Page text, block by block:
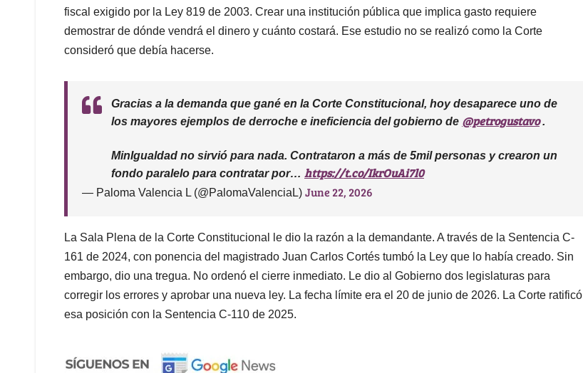
fiscal exigido por la Ley 819 de 2003. Crear una institución pública que implica gasto requiere
demostrar de dónde vendrá el dinero y cuánto costará. Ese estudio no se realizó como la Corte
consideró que debía hacerse.
Gracias a la demanda que gané en la Corte Constitucional, hoy desaparece uno de
los mayores ejemplos de derroche e ineficiencia del gobierno de @petrogustavo.
MinIgualdad no sirvió para nada. Contrataron a más de 5mil personas y crearon un
fondo paralelo para contratar por… https://t.co/IkrOuAi7l0
— Paloma Valencia L (@PalomaValenciaL) June 22, 2026
La Sala Plena de la Corte Constitucional le dio la razón a la demandante. A través de la Sentencia C-
161 de 2024, con ponencia del magistrado Juan Carlos Cortés tumbó la Ley que lo había creado. Sin
embargo, dio una tregua. No ordenó el cierre inmediato. Le dio al Gobierno dos legislaturas para
corregir los errores y aprobar una nueva ley. La fecha límite era el 20 de junio de 2026. La Corte ratificó
esa posición con la Sentencia C-110 de 2025.